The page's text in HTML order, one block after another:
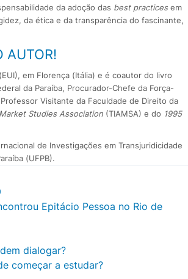
da adoção das best practicesem
da ética e da transparência do fascinante,
AUTOR!
em Florença (Itália) e é coautor do livro
da Paraíba, Procurador-Chefe da Força-
Visitante da Faculdade de Direito da
Studies Association(TIAMSA) e do 1995
de Investigações em Transjuridicidade
(UFPB).
Epitácio Pessoa no Rio de
dialogar?
começar a estudar?